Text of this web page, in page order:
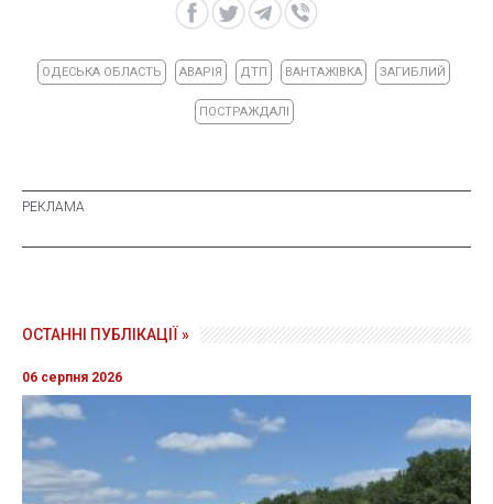
ОДЕСЬКА ОБЛАСТЬ АВАРІЯ ДТП ВАНТАЖІВКА ЗАГИБЛИЙ
ПОСТРАЖДАЛІ
ОСТАННІ ПУБЛІКАЦІЇ »
06 серпня 2026